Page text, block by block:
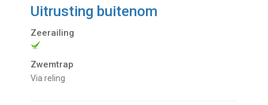
Uitrusting buitenom
Zeerailing
Zwemtrap
via reling